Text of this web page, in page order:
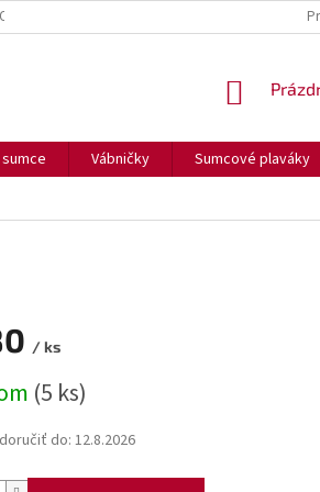
O COOKIES FORMULÁR NA
Vábničky Sumcové plaváky
/ ks
(5 ks)
do: 12.8.2026